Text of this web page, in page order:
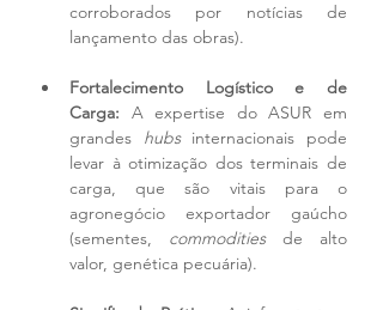
corroborados por notícias de
lançamento das obras).
Fortalecimento Logístico e de
Carga: A expertise do ASUR em
grandes hubs internacionais pode
levar à otimização dos terminais de
carga, que são vitais para o
agronegócio exportador gaúcho
(sementes, commodities de alto
valor, genética pecuária).